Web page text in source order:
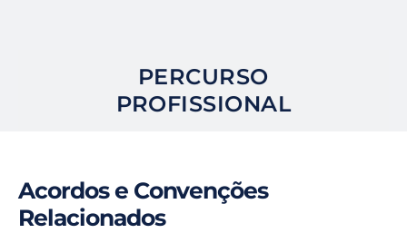
PERCURSO
PROFISSIONAL
Acordos e Convenções
Relacionados